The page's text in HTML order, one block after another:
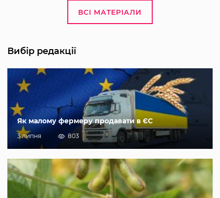
ВСІ МАТЕРІАЛИ
Вибір редакції
Як малому фермеру продавати в ЄС
3 липня 803